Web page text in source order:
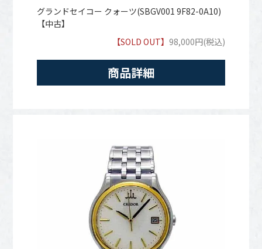
グランドセイコー クォーツ(SBGV001 9F82-0A10)
【中古】
【SOLD OUT】98,000円(税込)
商品詳細